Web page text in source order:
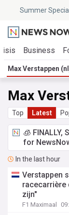
Summer
Business
Max Verstappen
Max
Top Latest
🧊 FINALLY,
for
In the last hour
Verstappen
racecarrière
zijn"
F1 Maximaal